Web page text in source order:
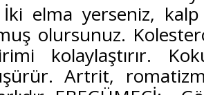
elma yerseniz, kalp
olursunuz.
kolaylaştırır.
Artrit,